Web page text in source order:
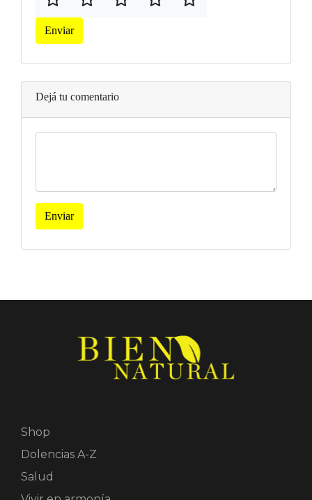
Enviar
Dejá tu comentario
Enviar
Shop
Dolencias A-Z
Salud